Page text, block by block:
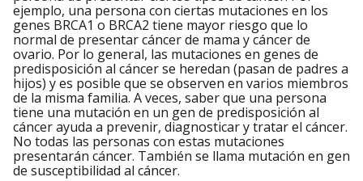
ejemplo, una persona con ciertas mutaciones en los
genes BRCA1 o BRCA2 tiene mayor riesgo que lo
normal de presentar cáncer de mama y cáncer de
ovario. Por lo general, las mutaciones en genes de
predisposición al cáncer se heredan (pasan de padres a
hijos) y es posible que se observen en varios miembros
de la misma familia. A veces, saber que una persona
tiene una mutación en un gen de predisposición al
cáncer ayuda a prevenir, diagnosticar y tratar el cáncer.
No todas las personas con estas mutaciones
presentarán cáncer. También se llama mutación en gen
de susceptibilidad al cáncer.